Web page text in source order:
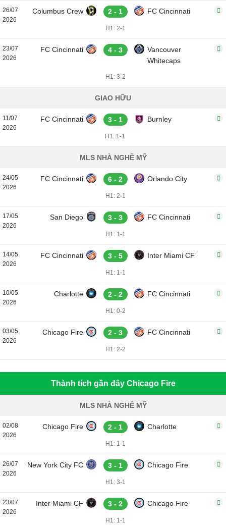
26/07
2026
Columbus Crew 2 - 1 FC Cincinnati
H1: 2-1
23/07
2026
FC Cincinnati 4 - 3
Vancouver
Whitecaps
H1: 3-2
GIAO HỮU
11/07
2026
FC Cincinnati 3 - 1 Burnley
H1: 1-1
MLS NHÀ NGHỀ MỸ
24/05
2026
FC Cincinnati 6 - 2 Orlando City
H1: 2-1
17/05
2026
San Diego 3 - 3 FC Cincinnati
H1: 1-1
14/05
2026
FC Cincinnati 3 - 5 Inter Miami CF
H1: 1-1
10/05
2026
Charlotte 2 - 2 FC Cincinnati
H1: 0-2
03/05
2026
Chicago Fire 2 - 3 FC Cincinnati
H1: 2-2
Thành tích gần đây Chicago Fire
MLS NHÀ NGHỀ MỸ
02/08
2026
Chicago Fire 2 - 1 Charlotte
H1: 1-1
26/07
2026
New York City FC 3 - 1 Chicago Fire
H1: 3-1
23/07
2026
Inter Miami CF 3 - 2 Chicago Fire
H1: 1-1